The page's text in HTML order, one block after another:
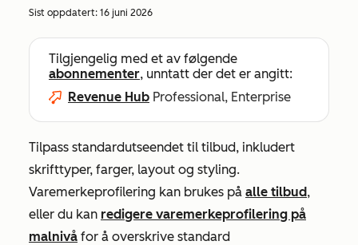
Sist oppdatert: 16 juni 2026
Tilgjengelig med et av følgende
abonnementer, unntatt der det er angitt:
Revenue Hub Professional, Enterprise
Tilpass standardutseendet til tilbud, inkludert
skrifttyper, farger, layout og styling.
Varemerkeprofilering kan brukes på alle tilbud,
eller du kan redigere varemerkeprofilering på
malnivå for å overskrive standard